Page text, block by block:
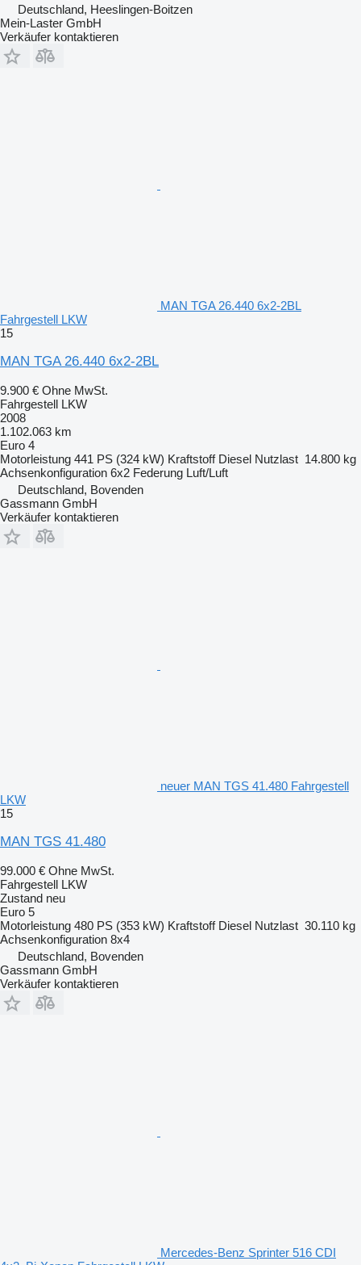
Deutschland, Heeslingen-Boitzen
Mein-Laster GmbH
Verkäufer kontaktieren
MAN TGA 26.440 6x2-2BL
Fahrgestell LKW
15
MAN TGA 26.440 6x2-2BL
9.900 € Ohne MwSt.
Fahrgestell LKW
2008
1.102.063 km
Euro 4
Motorleistung 441 PS (324 kW) Kraftstoff Diesel Nutzlast 14.800 kg
Achsenkonfiguration 6x2 Federung Luft/Luft
Deutschland, Bovenden
Gassmann GmbH
Verkäufer kontaktieren
neuer MAN TGS 41.480 Fahrgestell
LKW
15
MAN TGS 41.480
99.000 € Ohne MwSt.
Fahrgestell LKW
Zustand neu
Euro 5
Motorleistung 480 PS (353 kW) Kraftstoff Diesel Nutzlast 30.110 kg
Achsenkonfiguration 8x4
Deutschland, Bovenden
Gassmann GmbH
Verkäufer kontaktieren
Mercedes-Benz Sprinter 516 CDI